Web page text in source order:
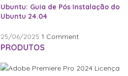
Ubuntu: Guia de Pós Instalação do
Ubuntu 24.04
25/06/2025 1 Comment
PRODUTOS